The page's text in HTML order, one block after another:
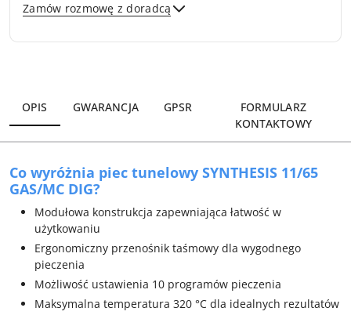
Zamów rozmowę z doradcą
OPIS GWARANCJA GPSR
FORMULARZ
KONTAKTOWY
Co wyróżnia piec tunelowy SYNTHESIS 11/65
GAS/MC DIG?
Modułowa konstrukcja zapewniająca łatwość w
użytkowaniu
Ergonomiczny przenośnik taśmowy dla wygodnego
pieczenia
Możliwość ustawienia 10 programów pieczenia
Maksymalna temperatura 320 °C dla idealnych rezultatów